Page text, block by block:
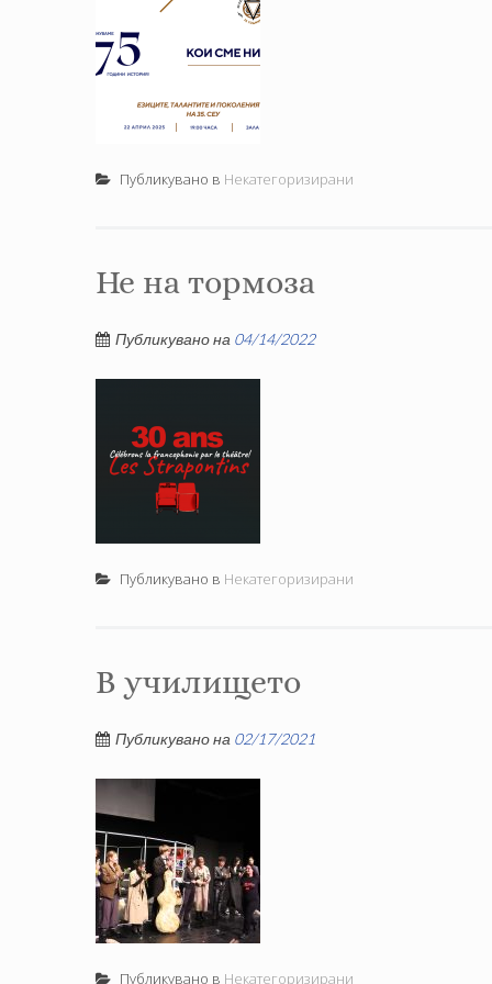
Публикувано в Некатегоризирани
Не на тормоза
Публикувано на 04/14/2022
Публикувано в Некатегоризирани
В училището
Публикувано на 02/17/2021
Публикувано в Некатегоризирани